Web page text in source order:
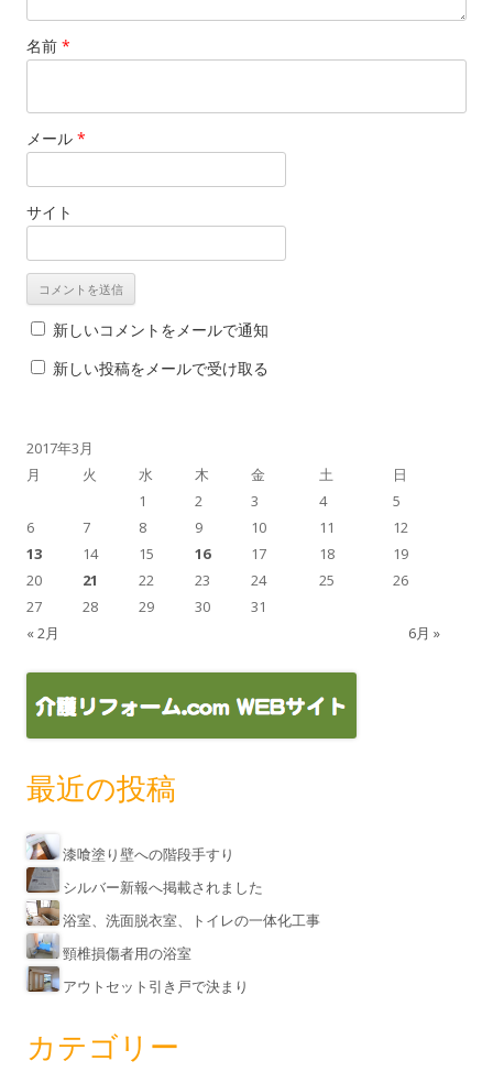
名前 *
メール *
サイト
新しいコメントをメールで通知
新しい投稿をメールで受け取る
2017年3月
月
火 水 木 金 土 日
« 2月 6月 »
1 2 3 4
5
6
7 8 9 10 11
12
13
14 15 16 17 18
19
20
21 22 23 24 25
26
27
28 29 30 31
最近の投稿
漆喰塗り壁への階段手すり
シルバー新報へ掲載されました
浴室、洗面脱衣室、トイレの一体化工事
頸椎損傷者用の浴室
アウトセット引き戸で決まり
カテゴリー